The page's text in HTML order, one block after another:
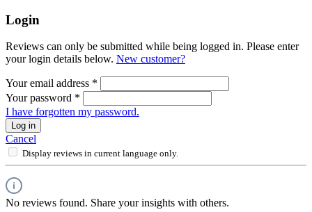
Login
Reviews can only be submitted while being logged in. Please enter
your login details below. New customer?
Your email address *
Your password *
I have forgotten my password.
Log in
Cancel
Display reviews in current language only.
No reviews found. Share your insights with others.